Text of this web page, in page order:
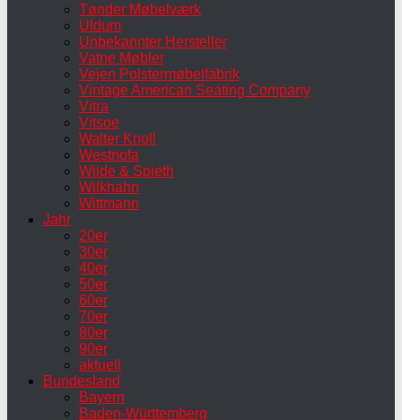
Tønder Møbelværk
Uldum
Unbekannter Hersteller
Vatne Møbler
Vejen Polstermøbelfabrik
Vintage American Seating Company
Vitra
Vitsoe
Walter Knoll
Westnofa
Wilde & Spieth
Wilkhahn
Wittmann
Jahr
20er
30er
40er
50er
60er
70er
80er
90er
aktuell
Bundesland
Bayern
Baden-Württemberg